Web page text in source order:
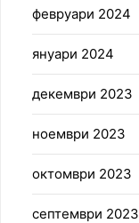
февруари 2024
януари 2024
декември 2023
ноември 2023
октомври 2023
септември 2023